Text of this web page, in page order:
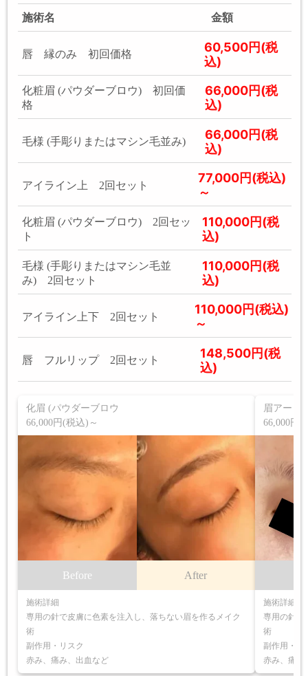
施術名 金額
唇 縁のみ 初回価格
60,500円(税
込)
化粧眉 (パウダーブロウ) 初回価
格
66,000円(税
込)
毛様 (手彫りまたはマシン毛並み)
66,000円(税
込)
アイライン上 2回セット
77,000円(税込)
～
化粧眉 (パウダーブロウ) 2回セッ
ト
110,000円(税
込)
毛様 (手彫りまたはマシン毛並
み) 2回セット
110,000円(税
込)
アイライン上下 2回セット
110,000円(税込)
～
唇 フルリップ 2回セット
148,500円(税
込)
化眉 (パウダーブロウ
66,000円(税込)～
Before After
施術詳細
専用の針で皮膚に色素を注入し、落ちない眉を作るメイク
術
副作用・リスク
赤み、痛み、出血など
眉アート
66,000円(
施術詳細
専用の針で
術
副作用・リ
赤み、痛み